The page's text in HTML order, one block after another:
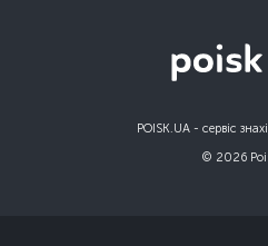
POISK.UA - сервіс
© 2026